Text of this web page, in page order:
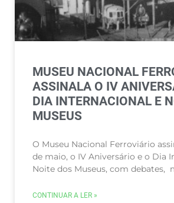
MUSEU NACIONAL
ASSINALA O IV
DIA INTERNACIONAL E
MUSEUS
O Museu Nacional Ferroviário
de maio, o IV Aniversário e o Dia
Noite dos Museus, com debates,
CONTINUAR A LER »